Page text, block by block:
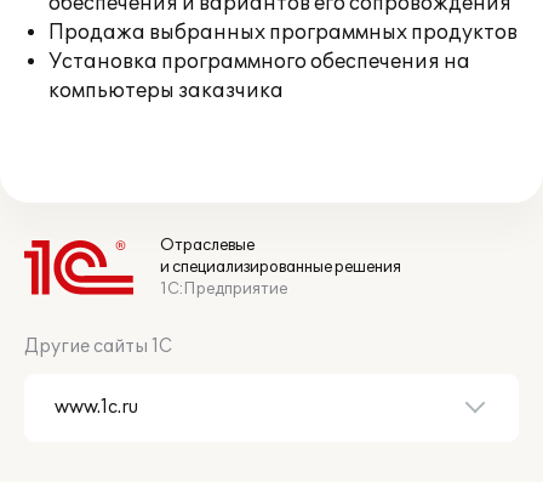
Продажа выбранных программных продуктов
Установка программного обеспечения на
компьютеры заказчика
Отраслевые
и специализированные решения
1С:Предприятие
Другие сайты 1С